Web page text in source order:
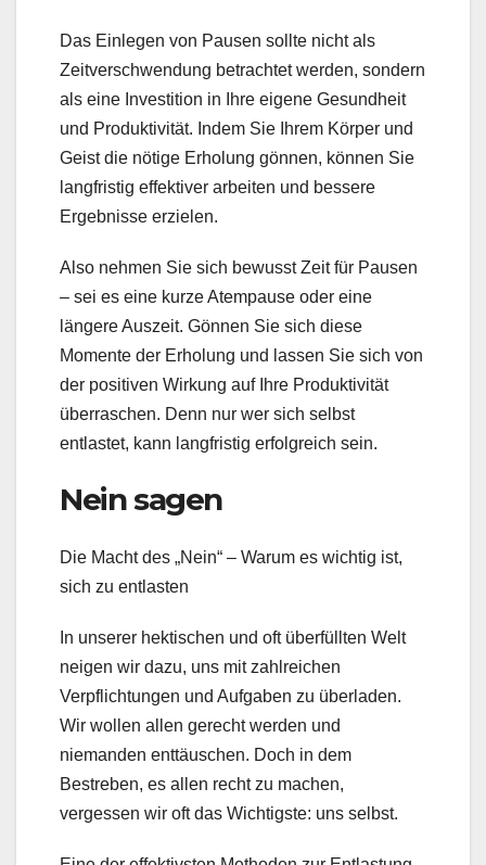
Das Einlegen von Pausen sollte nicht als
Zeitverschwendung betrachtet werden, sondern
als eine Investition in Ihre eigene Gesundheit
und Produktivität. Indem Sie Ihrem Körper und
Geist die nötige Erholung gönnen, können Sie
langfristig effektiver arbeiten und bessere
Ergebnisse erzielen.
Also nehmen Sie sich bewusst Zeit für Pausen
– sei es eine kurze Atempause oder eine
längere Auszeit. Gönnen Sie sich diese
Momente der Erholung und lassen Sie sich von
der positiven Wirkung auf Ihre Produktivität
überraschen. Denn nur wer sich selbst
entlastet, kann langfristig erfolgreich sein.
Nein sagen
Die Macht des „Nein“ – Warum es wichtig ist,
sich zu entlasten
In unserer hektischen und oft überfüllten Welt
neigen wir dazu, uns mit zahlreichen
Verpflichtungen und Aufgaben zu überladen.
Wir wollen allen gerecht werden und
niemanden enttäuschen. Doch in dem
Bestreben, es allen recht zu machen,
vergessen wir oft das Wichtigste: uns selbst.